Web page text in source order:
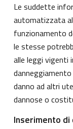
Le suddette
automatizzata
funzionamento
le stesse
alle leggi vigenti
danno ad altri
dannose o
Inserimento